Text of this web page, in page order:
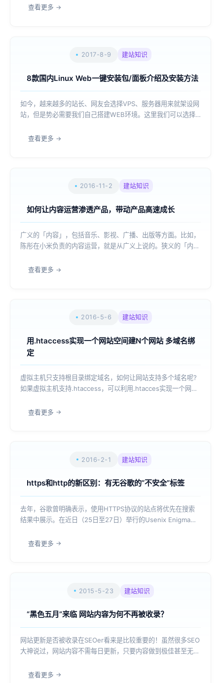
单明了。当然，总有一些实践可以遵循 —— 丰富的留白，响应
查看更多
2017-8-9 建站知识
8款国内Linux Web一键安装包/面板介绍及安装方法
如今，越来越多的站长、网友会选择VPS、服务器用来就架设网
站，但是势必需要我们自己搭建WEB环境。这里我们可以选择
个人使用还是较多的会用到免费脚本或者面板，毕竟不是商业用
查看更多
2016-11-2 建站知识
如何让内容运营渗透产品，带动产品高速成长
广义的「内容」，包括音乐、影视、广播、出版等方面。比如，
陈彤在小米负责的内容运营，就是从广义上说的。狭义的「内容
内容型或用户类产品，如贴吧、微博、虎扑、B站，纯交易或工
查看更多
2016-5-6 建站知识
用.htaccess实现一个网站空间建N个网站 多域名绑
定
虚拟主机只支持根目录绑定域名，如何让网站支持多个域名呢?
如果虚拟主机支持.htaccess，可以利用.htacces实现一个网站
独立IP虚拟主机为例：一、将域名做一个泛解析*.xxxx.com 解
查看更多
2016-2-1 建站知识
https和http的新区别：有无谷歌的“不安全”标签
去年，谷歌曾明确表示，使用HTTPS协议的站点将优先在搜索
结果中展示。在近日（25日至27日）举行的Usenix Enigma安
HTTPS协议的站点（即HTTP站点）打上“不安全”的标签。本月
查看更多
2015-5-23 建站知识
“黑色五月”来临 网站内容为何不再被收录？
网站更新是否被收录在SEOer看来是比较重要的！虽然很多SEO
大神说过，网站内容不需每日更新，只要内容做到极佳甚至无需
网站就出现了严重问题，无论怎样的更新内容不再被收录。 从
查看更多